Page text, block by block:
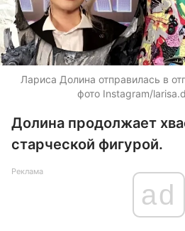
Лариса Долина отправилась в
фото Instagram/
Долина продолжает
старческой фигурой.
Реклама
ad